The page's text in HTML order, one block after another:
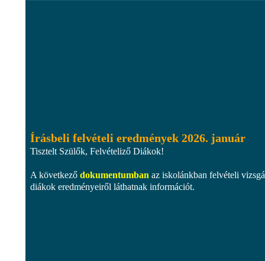
Írásbeli felvételi eredmények 2026. január
Tisztelt Szülők, Felvételiző Diákok!
A következő dokumentumban az iskolánkban felvételi
diákok eredményeiről láthatnak információt.